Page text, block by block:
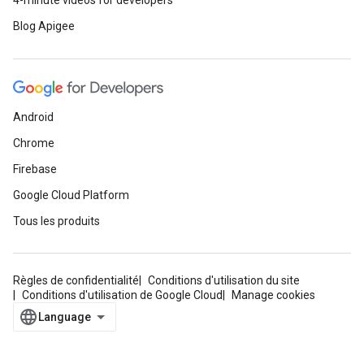
Blog Apigee
Android
Chrome
Firebase
Google Cloud Platform
Tous les produits
Règles de confidentialité
Conditions d'utilisation du site
Conditions d'utilisation de Google Cloud
Manage cookies